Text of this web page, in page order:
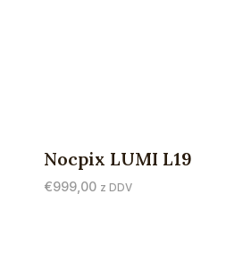
Nocpix LUMI L19
€999,00 z DDV